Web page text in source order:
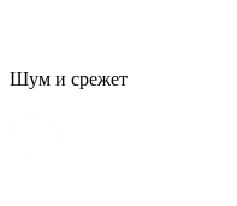
Шум и срежет